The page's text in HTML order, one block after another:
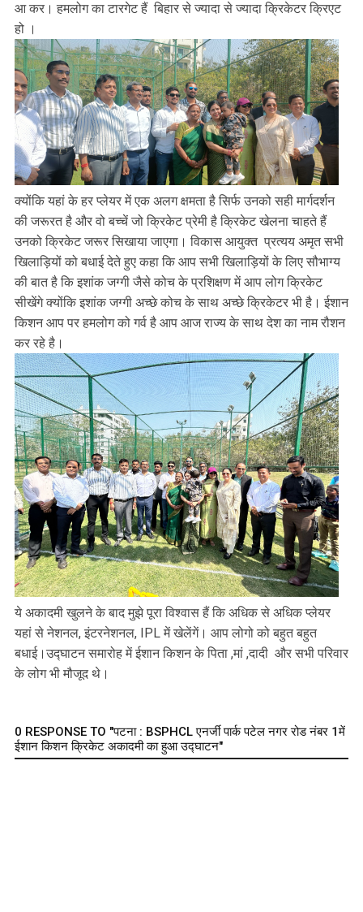
आ कर। हमलोग का टारगेट हैं बिहार से ज्यादा से ज्यादा क्रिकेटर क्रिएट
हो ।
क्योंकि यहां के हर प्लेयर में एक अलग क्षमता है सिर्फ उनको सही मार्गदर्शन
की जरूरत है और वो बच्चें जो क्रिकेट प्रेमी है क्रिकेट खेलना चाहते हैं
उनको क्रिकेट जरूर सिखाया जाएगा। विकास आयुक्त प्रत्यय अमृत सभी
खिलाड़ियों को बधाई देते हुए कहा कि आप सभी खिलाड़ियों के लिए सौभाग्य
की बात है कि इशांक जग्गी जैसे कोच के प्रशिक्षण में आप लोग क्रिकेट
सीखेंगे क्योंकि इशांक जग्गी अच्छे कोच के साथ अच्छे क्रिकेटर भी है। ईशान
किशन आप पर हमलोग को गर्व है आप आज राज्य के साथ देश का नाम रौशन
कर रहे है।
ये अकादमी खुलने के बाद मुझे पूरा विश्वास हैं कि अधिक से अधिक प्लेयर
यहां से नेशनल, इंटरनेशनल, IPL में खेलेंगें। आप लोगो को बहुत बहुत
बधाई।उद्घाटन समारोह में ईशान किशन के पिता ,मां ,दादी और सभी परिवार
के लोग भी मौजूद थे।
0 RESPONSE TO "पटना : BSPHCL एनर्जी पार्क पटेल नगर रोड नंबर 1में
ईशान किशन क्रिकेट अकादमी का हुआ उद्घाटन"